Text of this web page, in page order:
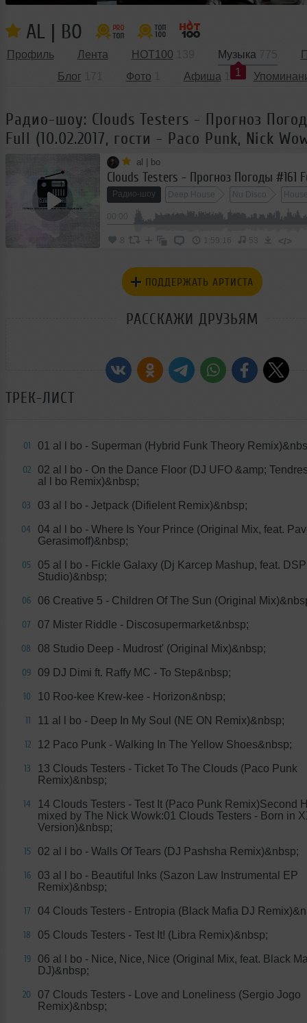
AL | BO
Профиль Лента HOT100
Музыка
1
Блог
Фото Афиша
Радио-шоу: Clouds Testers - Прогноз
Full (10.02.2017, гости - Paco Punk, Nick
al | bo
Радио-шоу Deep House Nu Disco
1:59:16 53 </>
ПОДДЕРЖАТЬ АРТИСТА
РАССКАЖИ ДРУЗЬЯМ
ТРЕК-ЛИСТ
01 01 al l bo - Superman (Hybrid Funk Theory
02
02 al l bo - On the Dance Floor (DJ UFO &amp;
al l bo Remix)&nbsp;
03 03 al l bo - Jetpack (Difielent Remix)&nbsp;
04
04 al l bo - Where Is Your Prince (Original Mix, feat.
Gerasimoff)&nbsp;
05
05 al l bo - Fickle Galaxy (Dj Karcep Mashup, feat. DSP
Studio)&nbsp;
06 06 Creative 5 - Children Of The Sun (Original
07 07 Mister Riddle - Discosupermarket&nbsp;
08 08 Studio Deep - Mudrost' (Original Mix)&nbsp;
09 09 DJ Dimi ft. Raffy MC - To Step&nbsp;
10 10 Roo-kee Krew-kee - Horizon&nbsp;
11 11 al l bo - Deep In My Soul (NE ON Remix)&nbsp;
12 12 Paco Punk - Walking In The Yellow Shoes&nbsp;
13
13 Clouds Testers - Тicket To The Clouds (Paco Punk
Remix)&nbsp;
14
14 Clouds Testers - Test It (Paco Punk Remix)Second
mixed by The Nick Wowk:01 Clouds Testers - Born in
Version)&nbsp;
15 02 al l bo - Walls Of Tears (DJ Pashsha Remix)&nbsp;
16
03 al l bo - Beautiful Inks (Sazon Law Instrumental EP
Remix)&nbsp;
17 04 Clouds Testers - Entropia (Black Mafia DJ
18 05 Clouds Testers - Test It! (Libra Remix)&nbsp;
19
06 al l bo - Nice, Nice, Nice (Original Mix, feat. Black
DJ)&nbsp;
20
07 Clouds Testers - Love and Loneliness (Sergio Jogo
Remix)&nbsp;